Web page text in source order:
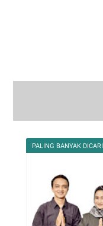
PALING BANYAK DICARI